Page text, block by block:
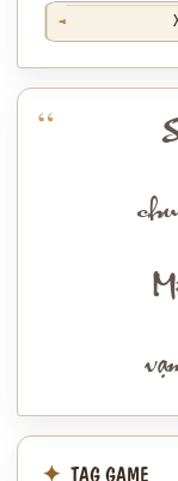
TAG GAME